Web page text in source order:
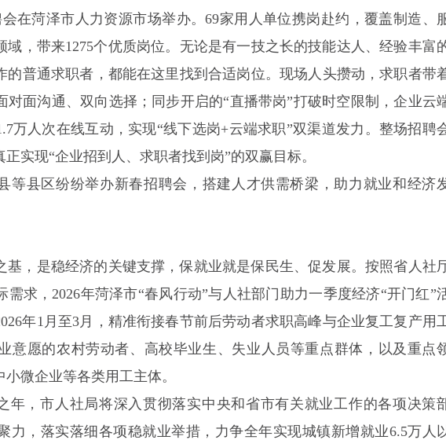
在菏泽市人力资源市场举办。69家用人单位携岗赴约，覆盖制造、
域，带来1275个优质岗位。无论是有一技之长的技能达人、经验丰富
的普通求职者，都能在这里找到合适岗位。现场人头攒动，求职者带
对面沟通、双向选择；同步开启的“直播带岗”打破时空限制，企业云
万人次在线互动，实现“线下选岗+云端求职”双渠道发力。整场招聘
实现“企业招到人、求职者找到岗”的双赢目标。
等县区纷纷举办新春招聘会，搭建人才供需桥梁，助力就业和经济
基，是稳经济的关键支撑，保就业就是保民生、促发展。按照省人社
求，2026年菏泽市“春风行动”与人社部门助力一季度经济“开门红”
年1月至3月，精准衔接春节前后劳动者求职高峰与企业复工复产用
意愿的农村劳动者、高校毕业生、失业人员等重点群体，以及重点
微企业等各类用工主体。
年，市人社局将深入贯彻落实中央和省市有关就业工作的各项决策
力，落实落细各项稳就业举措，力争全年实现城镇新增就业6.5万人